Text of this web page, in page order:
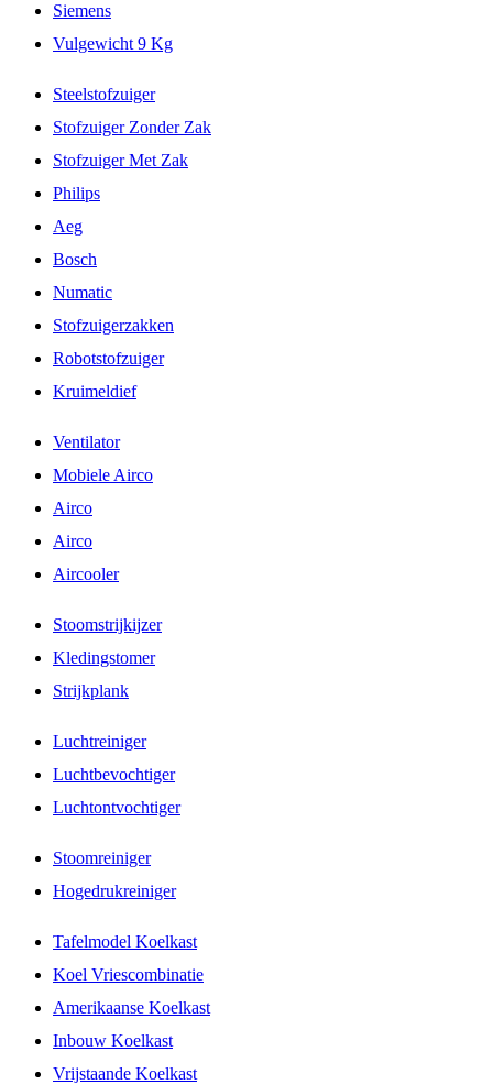
Siemens
Vulgewicht 9 Kg
Steelstofzuiger
Stofzuiger Zonder Zak
Stofzuiger Met Zak
Philips
Aeg
Bosch
Numatic
Stofzuigerzakken
Robotstofzuiger
Kruimeldief
Ventilator
Mobiele Airco
Airco
Airco
Aircooler
Stoomstrijkijzer
Kledingstomer
Strijkplank
Luchtreiniger
Luchtbevochtiger
Luchtontvochtiger
Stoomreiniger
Hogedrukreiniger
Tafelmodel Koelkast
Koel Vriescombinatie
Amerikaanse Koelkast
Inbouw Koelkast
Vrijstaande Koelkast